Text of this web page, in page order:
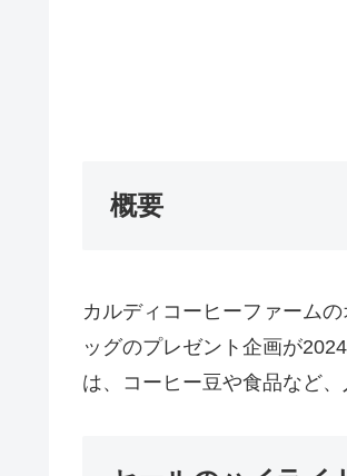
概要
カルディコーヒーファーム
ッグのプレゼント企画が
は、コーヒー豆や食品など